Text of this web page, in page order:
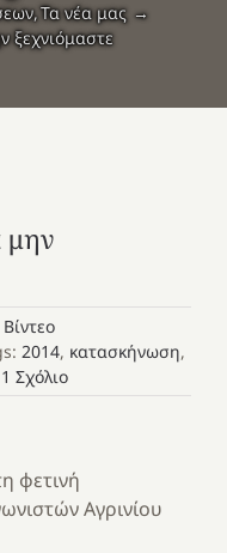
Τα νέα μας
ξεχνιόμαστε
μην
Βίντεο
2014, κατασκήνωση,
1 Σχόλιο
φετινή
Αγρινίου